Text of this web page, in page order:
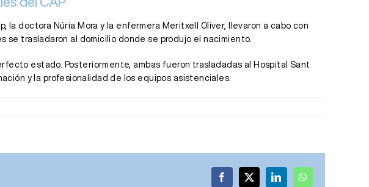
doctora Núria Mora y la enfermera Meritxell Oliver, llevaron a cabo con
se trasladaron al domicilio donde se produjo el nacimiento.
estado. Posteriormente, ambas fueron trasladadas al Hospital Sant
y la profesionalidad de los equipos asistenciales.
Facebook
X LinkedInWhatsApp